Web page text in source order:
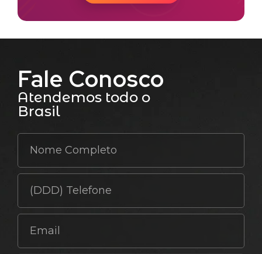
Fale Conosco
Atendemos todo o
Brasil